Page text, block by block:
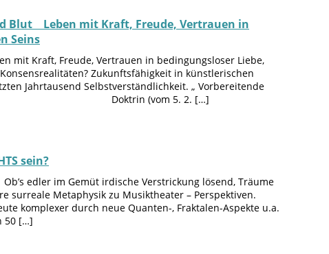
Blut Leben mit Kraft, Freude, Vertrauen in
Seins
mit Kraft, Freude, Vertrauen in bedingungsloser Liebe,
Zukunftsfähigkeit in künstlerischen
Jahrtausend Selbstverständlichkeit. „ Vorbereitende
Doktrin! Doktrin (vom 5. 2. […]
sein?
edler im Gemüt irdische Verstrickung lösend, Träume
surreale Metaphysik zu Musiktheater – Perspektiven.
komplexer durch neue Quanten-, Fraktalen-Aspekte u.a.
50 […]